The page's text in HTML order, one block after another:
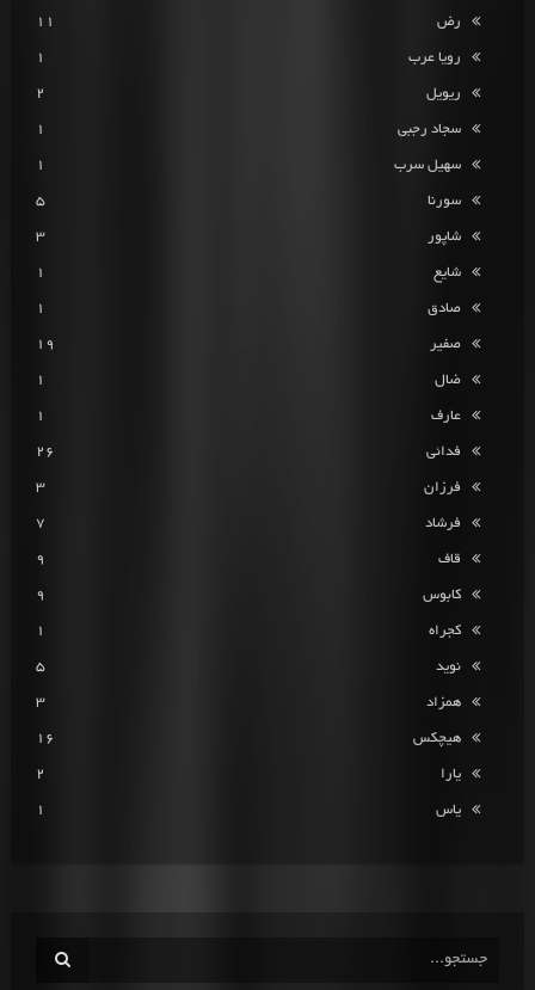
رض 11
رویا عرب 1
ریویل 2
سجاد رجبی 1
سهیل سرب 1
سورنا 5
شاپور 3
شایع 1
صادق 1
صفیر 19
ضال 1
عارف 1
فدائی 26
فرزان 3
فرشاد 7
قاف 9
کابوس 9
کجراه 1
نوید 5
همزاد 3
هیچکس 16
یارا 2
یاس 1